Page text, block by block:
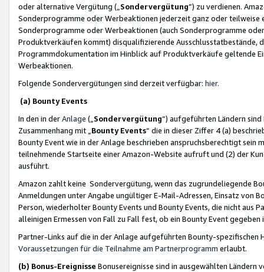
oder alternative Vergütung („ Sondervergütung”) zu verdienen.
Sonderprogramme oder Werbeaktionen jederzeit ganz oder
Sonderprogramme oder Werbeaktionen (auch Sonderprogramme
Produktverkäufen kommt) disqualifizierende Ausschlusstatbestände,
Programmdokumentation im Hinblick auf Produktverkäufe geltende
Werbeaktionen.
Folgende Sondervergütungen sind derzeit verfügbar: hier.
(a) Bounty Events
In den in derAnlage („ Sondervergütung“) aufgeführten Ländern
Zusammenhang mit „ Bounty Events“ die in dieser Ziffer 4 (a)
Bounty Event wie in der Anlage beschrieben anspruchsberechtigt sein
teilnehmende Startseite einer Amazon-Website aufruft und (2) der
ausführt.
Amazon zahlt keine Sondervergütung, wenn das zugrundeliegende
Anmeldungen unter Angabe ungültiger E-Mail-Adressen, Einsatz von
Person, wiederholter Bounty Events und Bounty Events, die nicht
alleinigen Ermessen von Fall zu Fall fest, ob ein Bounty Event
Partner-Links auf die in der Anlage aufgeführten Bounty-spezifischen
Voraussetzungen für die Teilnahme am Partnerprogramm erlaubt.
(b) Bonus-Ereignisse Bonusereignisse sind in ausgewählten Ländern